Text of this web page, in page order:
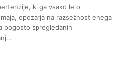
ki ga vsako leto
opozarja na razsežnost enega
pogosto spregledanih